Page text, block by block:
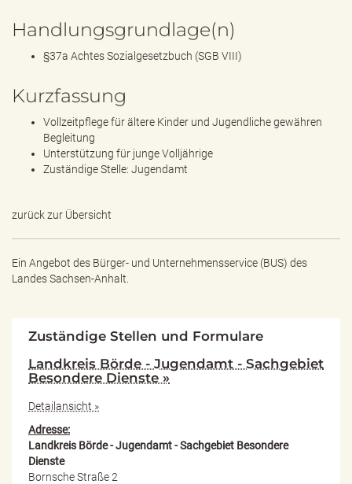
Handlungsgrundlage(n)
§37a Achtes Sozialgesetzbuch (SGB VIII)
Kurzfassung
Vollzeitpflege für ältere Kinder und Jugendliche gewähren
Begleitung
Unterstützung für junge Volljährige
Zuständige Stelle: Jugendamt
zurück zur Übersicht
Ein Angebot des Bürger- und Unternehmensservice (BUS) des
Landes Sachsen-Anhalt.
Zuständige Stellen und Formulare
Landkreis Börde - Jugendamt - Sachgebiet
Besondere Dienste »
Detailansicht »
Adresse:
Landkreis Börde - Jugendamt - Sachgebiet Besondere
Dienste
Bornsche Straße 2